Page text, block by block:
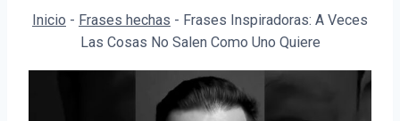
Inicio - Frases hechas - Frases Inspiradoras: A Veces
Las Cosas No Salen Como Uno Quiere